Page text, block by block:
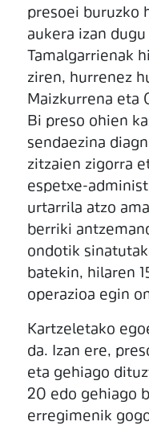
presoei buruzko
aukera izan
Tamalgarrienak
ziren, hurrenez
Maizkurrena eta
Bi preso ohien
sendaezina
zitzaien zigorra
espetxe-
urtarrila atzo
berriki
ondotik
batekin, hilaren
operazioa egin
Kartzeletako
da. Izan ere,
eta gehiago
20 edo gehiago
erregimenik